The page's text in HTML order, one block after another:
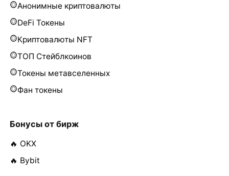
Анонимные криптовалюты
DeFi Токены
Криптовалюты NFT
ТОП Стейблкоинов
Токены метавселенных
Фан токены
Бонусы от бирж
🔥 OKX
🔥 Bybit